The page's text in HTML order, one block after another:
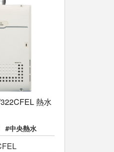
熱水
#中央熱水
治療池